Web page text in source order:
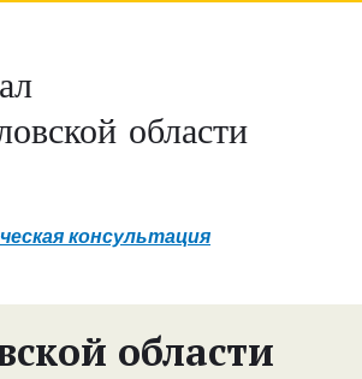
области
консультация
области